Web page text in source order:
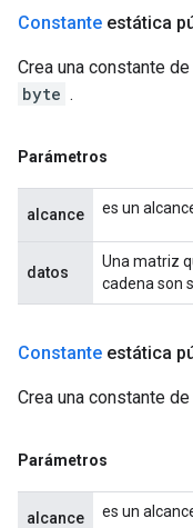
Constante estática
Crea una constante
byte .
Parámetros
alcance es un
datos
Una matriz
cadena son
Constante estática
Crea una constante
Parámetros
alcance es un